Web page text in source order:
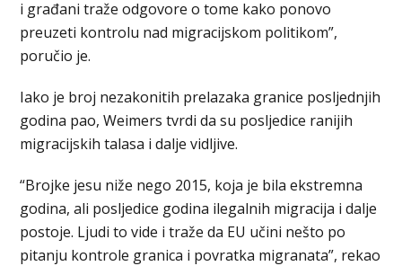
i građani traže odgovore o tome kako ponovo
preuzeti kontrolu nad migracijskom politikom”,
poručio je.
Iako je broj nezakonitih prelazaka granice posljednjih
godina pao, Weimers tvrdi da su posljedice ranijih
migracijskih talasa i dalje vidljive.
“Brojke jesu niže nego 2015, koja je bila ekstremna
godina, ali posljedice godina ilegalnih migracija i dalje
postoje. Ljudi to vide i traže da EU učini nešto po
pitanju kontrole granica i povratka migranata”, rekao